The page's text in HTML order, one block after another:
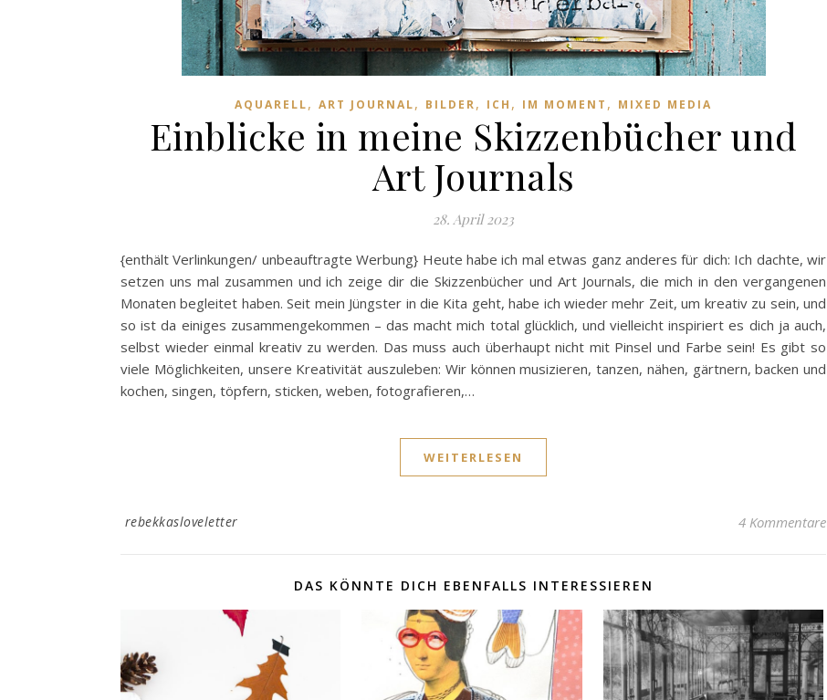
AQUARELL, ART JOURNAL, BILDER, ICH , IM MOMENT , MIXED MEDIA
Einblicke in meine Skizzenbücher und
Art Journals
28. April 2023
{enthält Verlinkungen/ unbeauftragte Werbung} Heute habe ich mal etwas ganz anderes für dich: Ich dachte, wir
setzen uns mal zusammen und ich zeige dir die Skizzenbücher und Art Journals, die mich in den vergangenen
Monaten begleitet haben. Seit mein Jüngster in die Kita geht, habe ich wieder mehr Zeit, um kreativ zu sein, und
so ist da einiges zusammengekommen – das macht mich total glücklich, und vielleicht inspiriert es dich ja auch,
selbst wieder einmal kreativ zu werden. Das muss auch überhaupt nicht mit Pinsel und Farbe sein! Es gibt so
viele Möglichkeiten, unsere Kreativität auszuleben: Wir können musizieren, tanzen, nähen, gärtnern, backen und
kochen, singen, töpfern, sticken, weben, fotografieren,…
WEITERLESEN
rebekkasloveletter 4 Kommentare
DAS KÖNNTE DICH EBENFALLS INTERESSIEREN